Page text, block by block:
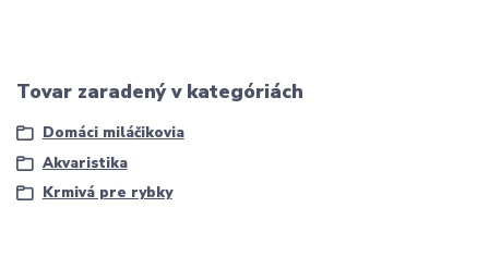
Tovar zaradený v kategóriách
Domáci miláčikovia
Akvaristika
Krmivá pre rybky